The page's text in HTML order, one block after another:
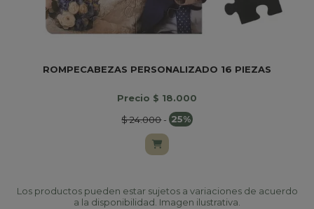
ROMPECABEZAS PERSONALIZADO 16 PIEZAS
Precio $ 18.000
$ 24.000- 25%
Los productos pueden estar sujetos a variaciones de acuerdo
a la disponibilidad. Imagen ilustrativa.